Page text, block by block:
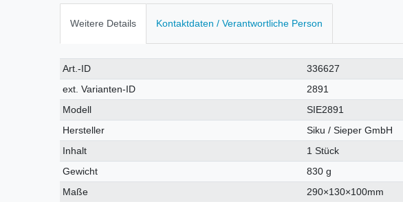
Weitere Details Kontaktdaten / Verantwortliche Person
Technisches
Merkmal
Wert
Art.-ID
336627
ext. Varianten-ID
2891
Modell
SIE2891
Hersteller
Siku / Sieper GmbH
Inhalt
1 Stück
Gewicht
830 g
Maße
290×130×100mm